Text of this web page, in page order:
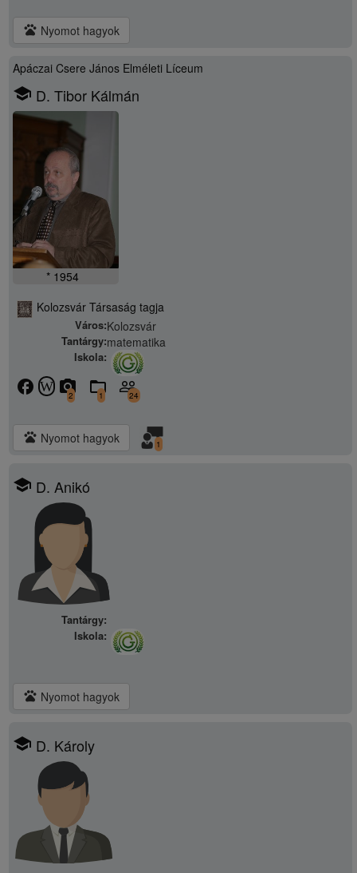
pets Nyomot hagyok
Apáczai Csere János Elméleti Líceum
school D. Tibor Kálmán
* 1954
Kolozsvár Társaság tagja
Város:Kolozsvár
Tantárgy:matematika
Iskola:
facebook W camera_alt
2 folder_open
1 people_outline
24
pets Nyomot hagyok 1
school D. Anikó
Tantárgy:
Iskola:
pets Nyomot hagyok
school D. Károly